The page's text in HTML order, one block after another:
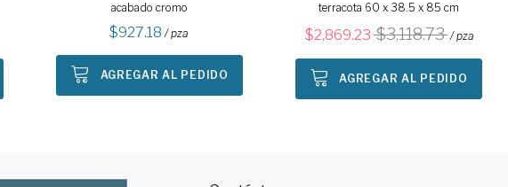
acabado cromo
927.18 / pza
AGREGAR AL PEDIDO
terracota 60 x 38.5 x 85 cm
2,869.23 3,118.73 / pza
AGREGAR AL PEDIDO